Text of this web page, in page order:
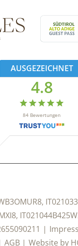
AUSGEZEICHNET
4.8
84 Bewertungen
AGB Website by